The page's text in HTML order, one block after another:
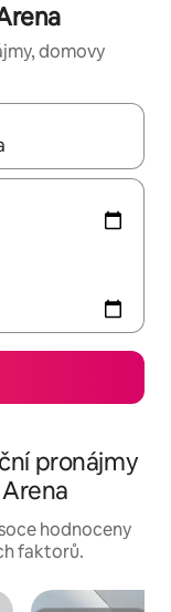
domovy
procházet pomocí
pronájmy
hodnoceny
faktorů.